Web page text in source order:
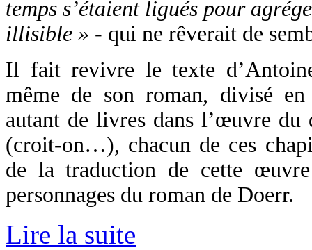
temps s’étaient ligués pour
illisible » - qui ne rêverait de
Il fait revivre le texte
même de son roman, divisé
autant de livres dans l’œuvre du
(croit-on…), chacun de ces
de la traduction de cette
personnages du roman de Doerr.
Lire la suite